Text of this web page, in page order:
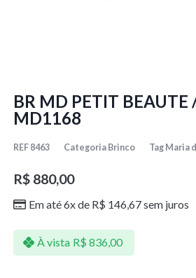
BR MD PETIT BEAUTE
MD1168
REF 8463 Categoria Brinco Tag Maria
R$880,00
Em até 6x de R$ 146,67sem juros
À vista R$ 836,00